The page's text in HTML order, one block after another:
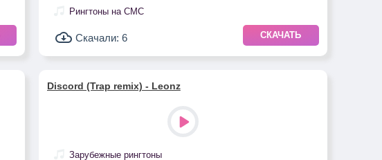
Рингтоны на СМС
Скачали: 6 СКАЧАТЬ
Discord (Trap remix) - Leonz
Зарубежные рингтоны